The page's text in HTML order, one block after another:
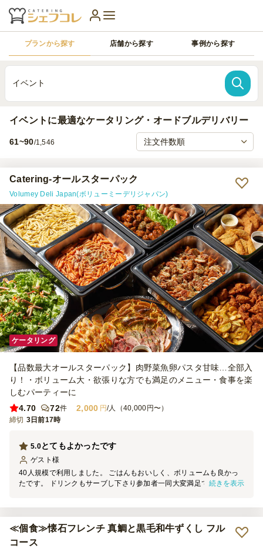
プランから探す 店舗から探す 事例から探す
イベント
イベントに最適なケータリング・オードブルデリバリー
61~90/1,546
Catering-オールスターパック
Volumey Deli Japan(ボリューミーデリジャパン)
ケータリング
【品数最大オールスターパック】肉野菜魚卵パスタ甘味…全部入
り！・ボリューム大・欲張りな方でも満足のメニュー・食事を楽
しむパーティーに
4.70
72件 2,000 円/人（40,000円〜）
締切 3日前17時
とてもよかったです
5.0
ゲスト 様
40人規模で利用しました。 ごはんもおいしく、ボリュームも良かっ
たです。 ドリンクもサーブし下さり参加者一同大変満足でした。 ま
続きを表示
≪個食≫懐石フレンチ 真鯛と黒毛和牛ずくし フル
コース